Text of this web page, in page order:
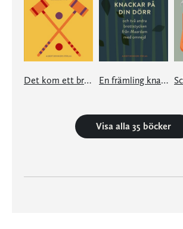
Det kom ett brev från München En främling knackar på din dörr
Visa alla 35 böcker